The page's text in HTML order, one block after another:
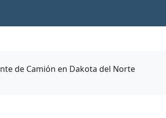
de Camión en Dakota del Norte